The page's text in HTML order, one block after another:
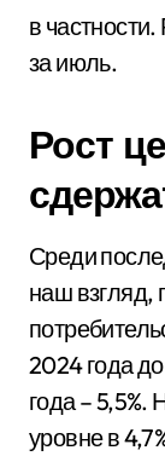
в
за июль.
Рост
Среди
наш взгляд,
2024 года
года – 5,5%.
уровне в